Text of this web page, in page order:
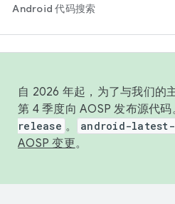
Android 代码搜索
自 2026 年起，为了与我们的
第 4 季度向 AOSP 发布源代
release 。 android-latest-
AOSP 变更。